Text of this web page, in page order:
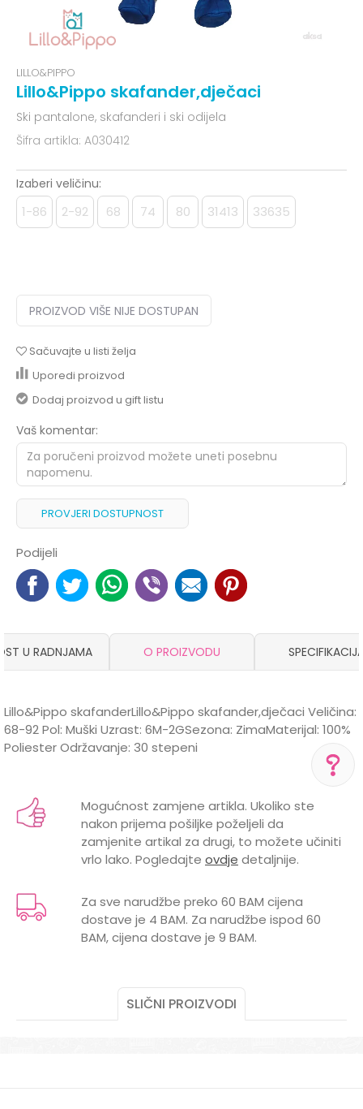
LILLO&PIPPO
Lillo&Pippo skafander,dječaci
Ski pantalone, skafanderi i ski odijela
Šifra artikla: A030412
Izaberi veličinu:
1-86 2-92 68 74 80 31413 33635
PROIZVOD VIŠE NIJE DOSTUPAN
Sačuvajte u listi želja
Uporedi proizvod
Dodaj proizvod u gift listu
Vaš komentar:
PROVJERI DOSTUPNOST
Podijeli
POMOĆ PRI KUPOVINI
Za više informacija,
pomoć i porudžbine
+387 656-72209
Pon-Subota: 09:00-
15:00h
U RADNJAMA O PROIZVODU
Lillo&Pippo skafanderLillo&Pippo skafander,dječaci Veličina:
68-92 Pol: Muški Uzrast: 6M-2GSezona: ZimaMaterijal: 100%
Poliester Održavanje: 30 stepeni
Kategorija
Ski pantalone, skafanderi i ski
odijela
LILLO&PIPPO
Email
Mogućnost zamjene artikla. Ukoliko ste
nakon prijema pošiljke poželjeli da
zamjenite artikal za drugi, to možete učiniti
vrlo lako. Pogledajte ovdje detaljnije.
Za sve narudžbe preko 60 BAM cijena
dostave je 4 BAM. Za narudžbe ispod 60
BAM, cijena dostave je 9 BAM.
SLIČNI PROIZVODI